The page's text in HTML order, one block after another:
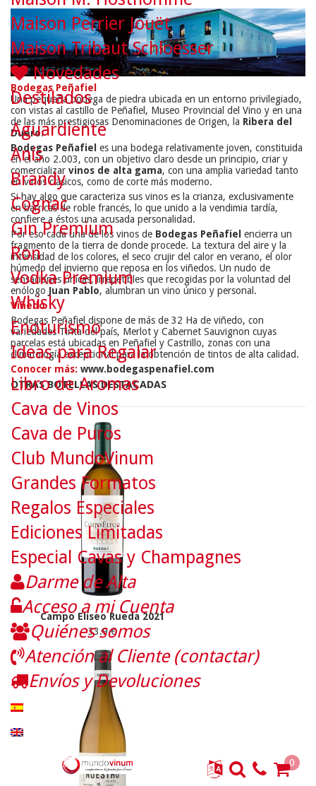
Bodegas Peñafiel
Una pequeña bodega de piedra ubicada en un entorno privilegiado,
con vistas al castillo de Peñafiel, Museo Provincial del Vino y en una
de las más prestigiosas Denominaciones de Origen, la Ribera del
Duero.
Bodegas Peñafiel es una bodega relativamente joven, constituida
en el año 2.003, con un objetivo claro desde un principio, criar y
comercializar vinos de alta gama, con una amplia variedad tanto
en vinos clásicos, como de corte más moderno.
Si hay algo que caracteriza sus vinos es la crianza, exclusivamente
en barricas de roble francés, lo que unido a la vendimia tardía,
confiere a éstos una acusada personalidad.
Por eso cada una de los vinos de Bodegas Peñafiel encierra un
fragmento de la tierra de donde procede. La textura del aire y la
intensidad de los colores, el seco crujir del calor en verano, el olor
húmedo del invierno que reposa en los viñedos. Un nudo de
sensaciones únicas, irrepetibles que recogidas por la voluntad del
enólogo Juan Pablo, alumbran un vino único y personal.
Viñedo
Bodegas Peñafiel dispone de más de 32 Ha de viñedo, con
variedades Tinta del país, Merlot y Cabernet Sauvignon cuyas
parcelas está ubicadas en Peñafiel y Castrillo, zonas con una
climatología excepcional para la obtención de tintos de alta calidad.
Conocer más: www.bodegaspenafiel.com
OTRAS BOTELLAS DESTACADAS
Campo Elíseo Rueda 2021
33.9 €
Maison Perrier Jouët
Maison Tribaut Schloesser
Novedades
Destilados
Aguardiente
Anís
Brandy
Cognac
Gin Premium
Ron
Vodka Premium
Whisky
Enoturismo
Ideas para Regalar
Libro de Aromas
Cava de Vinos
Cava de Puros
Club MundoVinum
Grandes Formatos
Regalos Especiales
Ediciones Limitadas
Especial Cavas y Champagnes
Darme de Alta
Acceso a mi Cuenta
Quiénes somos
Atención al Cliente (contactar)
Envíos y Devoluciones
0